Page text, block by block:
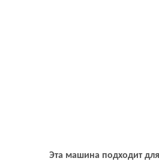
Эта машина подходит